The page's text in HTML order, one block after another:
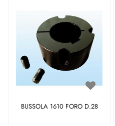
BUSSOLA 1610 FORO D.28